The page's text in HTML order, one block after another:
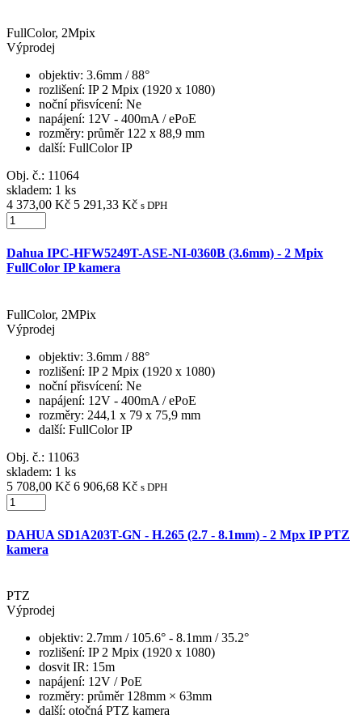
FullColor, 2Mpix
Výprodej
objektiv: 3.6mm / 88°
rozlišení: IP 2 Mpix (1920 x 1080)
noční přisvícení: Ne
napájení: 12V - 400mA / ePoE
rozměry: průměr 122 x 88,9 mm
další: FullColor IP
Obj. č.: 11064
skladem: 1 ks
4 373,00 Kč 5 291,33 Kč s DPH
Dahua IPC-HFW5249T-ASE-NI-0360B (3.6mm) - 2 Mpix
FullColor IP kamera
FullColor, 2MPix
Výprodej
objektiv: 3.6mm / 88°
rozlišení: IP 2 Mpix (1920 x 1080)
noční přisvícení: Ne
napájení: 12V - 400mA / ePoE
rozměry: 244,1 x 79 x 75,9 mm
další: FullColor IP
Obj. č.: 11063
skladem: 1 ks
5 708,00 Kč 6 906,68 Kč s DPH
DAHUA SD1A203T-GN - H.265 (2.7 - 8.1mm) - 2 Mpx IP PTZ
kamera
PTZ
Výprodej
objektiv: 2.7mm / 105.6° - 8.1mm / 35.2°
rozlišení: IP 2 Mpix (1920 x 1080)
dosvit IR: 15m
napájení: 12V / PoE
rozměry: průměr 128mm × 63mm
další: otočná PTZ kamera